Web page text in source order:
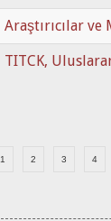
Araştırıcılar
TITCK,
1 2 3 4